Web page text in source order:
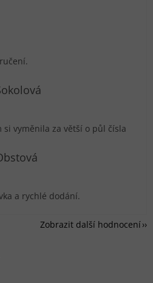
je 5 z 5 hvězdiček.
je 5 z 5 hvězdiček.
vyměnila za větší o půl čísla
je 5 z 5 hvězdiček.
a rychlé dodání.
Zobrazit další hodnocení